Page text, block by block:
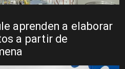
aprenden a elaborar
a partir de